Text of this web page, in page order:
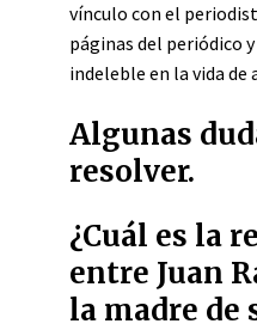
vínculo con el
páginas del periódico
indeleble en la vida de
Algunas
resolver.
¿Cuál es la
entre Juan
la madre de